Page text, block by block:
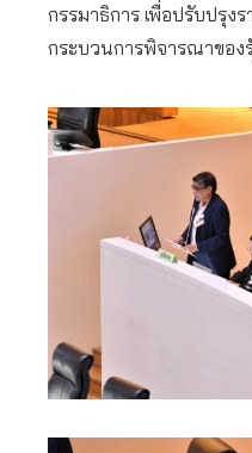
กรรมาธิการ เพื่อปรับปรุงร
กระบวนการพิจารณาของ